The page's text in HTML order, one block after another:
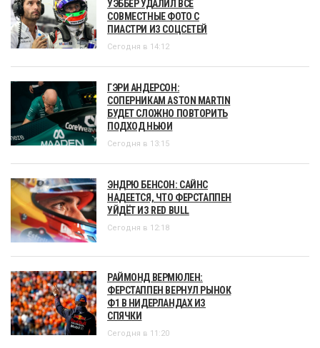
УЭББЕР УДАЛИЛ ВСЕ
СОВМЕСТНЫЕ ФОТО С
ПИАСТРИ ИЗ СОЦСЕТЕЙ
Сегодня в 14:12
ГЭРИ АНДЕРСОН:
СОПЕРНИКАМ ASTON MARTIN
БУДЕТ СЛОЖНО ПОВТОРИТЬ
ПОДХОД НЬЮИ
Сегодня в 13:15
ЭНДРЮ БЕНСОН: САЙНС
НАДЕЕТСЯ, ЧТО ФЕРСТАППЕН
УЙДЁТ ИЗ RED BULL
Сегодня в 12:18
РАЙМОНД ВЕРМЮЛЕН:
ФЕРСТАППЕН ВЕРНУЛ РЫНОК
Ф1 В НИДЕРЛАНДАХ ИЗ
СПЯЧКИ
Сегодня в 11:20